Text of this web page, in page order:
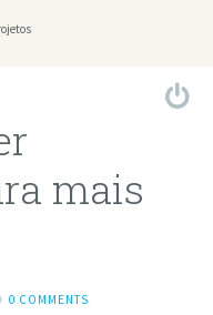
mais
0 COMMENTS